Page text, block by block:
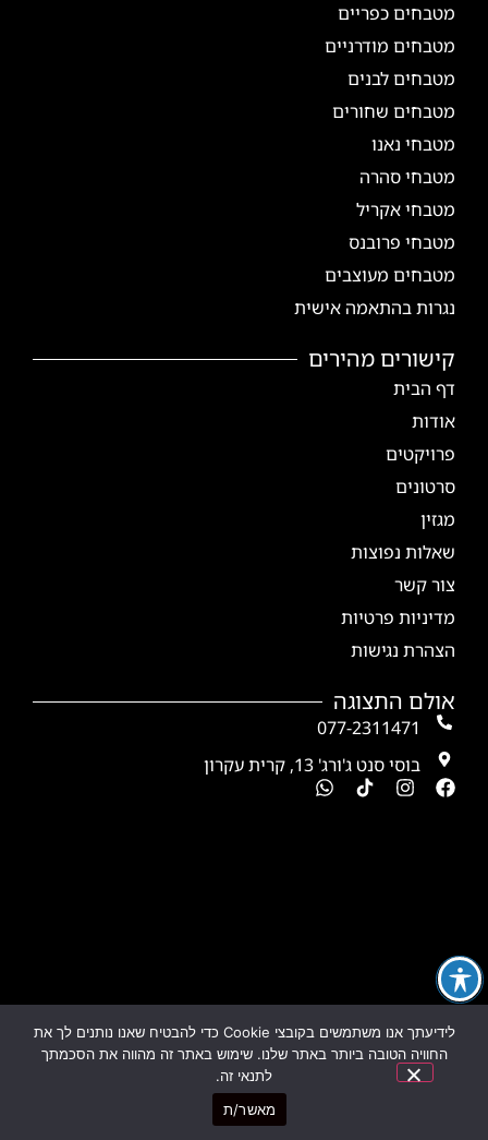
מטבחים כפריים
מטבחים מודרניים
מטבחים לבנים
מטבחים שחורים
מטבחי נאנו
מטבחי סהרה
מטבחי אקריל
מטבחי פרובנס
מטבחים מעוצבים
נגרות בהתאמה אישית
קישורים מהירים
דף הבית
אודות
פרויקטים
סרטונים
מגזין
שאלות נפוצות
צור קשר
מדיניות פרטיות
הצהרת נגישות
אולם התצוגה
077-2311471
בוסי סנט ג'ורג' 13, קרית עקרון
© כל הזכויות שמורות לאומנות שבמטבח | 2026
לידיעתך אנו משתמשים בקובצי Cookie כדי להבטיח שאנו נותנים לך את
החוויה הטובה ביותר באתר שלנו. שימוש באתר זה מהווה את הסכמתך
לתנאי זה.
מאשר/ת